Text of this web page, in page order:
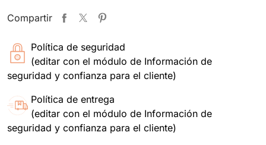
Compartir
Política de seguridad
(editar con el módulo de Información de
seguridad y confianza para el cliente)
Política de entrega
(editar con el módulo de Información de
seguridad y confianza para el cliente)